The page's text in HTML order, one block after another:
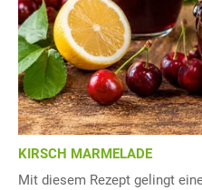
KIRSCH MARMELADE
Mit diesem Rezept gelingt